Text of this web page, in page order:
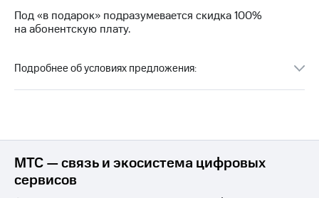
для дома
ТВ
Спутниковое
Видеонаблюдение
для дома
мес
Подписка
интернета,
фильмы,
Под «в подарок» подразумевается скидка 100%
на абонентскую плату.
Подробнее об условиях предложения:
МТС — связь и экосистема цифровых
сервисов